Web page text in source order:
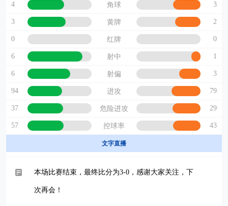
4 角球 3
3 黄牌 2
0 红牌 0
6 射中 1
6 射偏 3
94 进攻 79
37 危险进攻 29
57 控球率 43
文字直播
本场比赛结束，最终比分为3-0，感谢大家关注，下
次再会！